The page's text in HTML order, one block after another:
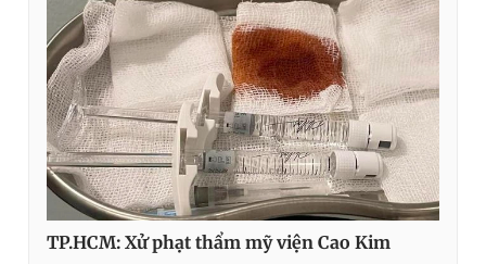
TP.HCM: Xử phạt thẩm mỹ viện Cao Kim